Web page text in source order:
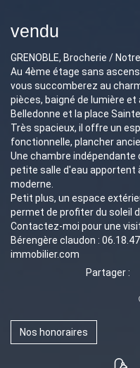
vendu
GRENOBLE, Brocherie /
Au 4ème étage sans
vous succomberez au
pièces, baigné de lumière et
Belledonne et la place Sainte
Très spacieux, il offre un
fonctionnelle, plancher
Une chambre indépendante
petite salle d'eau
moderne.
Petit plus, un espace
permet de profiter du soleil
Contactez-moi pour une
Bérengère claudon :
immobilier.com
Partager :
Nos honoraires